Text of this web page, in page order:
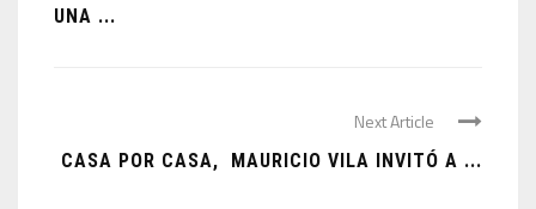
UNA ...
Next Article
CASA POR CASA, MAURICIO VILA INVITÓ A ...